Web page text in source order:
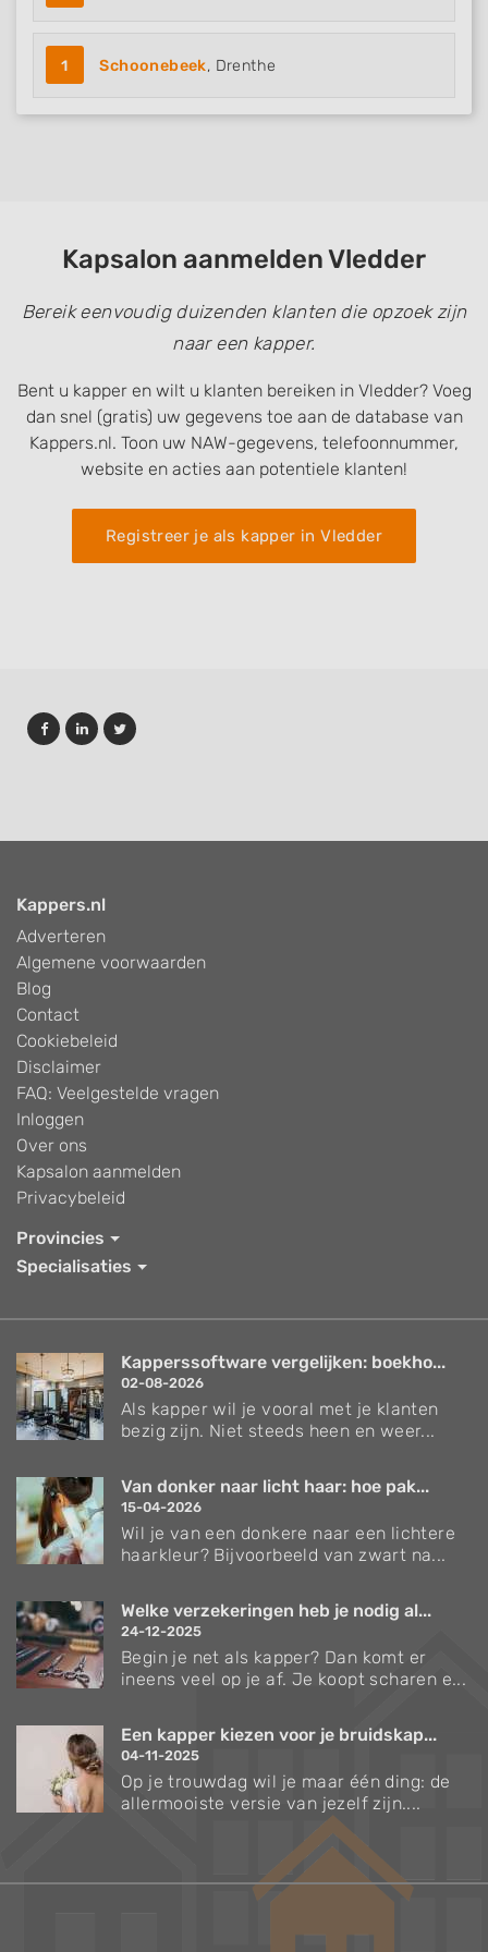
1 Schoonebeek, Drenthe
Kapsalon aanmelden Vledder
Bereik eenvoudig duizenden klanten die opzoek zijn
naar een kapper.
Bent u kapper en wilt u klanten bereiken in Vledder? Voeg
dan snel (gratis) uw gegevens toe aan de database van
Kappers.nl. Toon uw NAW-gegevens, telefoonnummer,
website en acties aan potentiele klanten!
Registreer je als kapper in Vledder
Kappers.nl
Adverteren
Algemene voorwaarden
Blog
Contact
Cookiebeleid
Disclaimer
FAQ: Veelgestelde vragen
Inloggen
Over ons
Kapsalon aanmelden
Privacybeleid
Provincies
Specialisaties
Kapperssoftware vergelijken: boekho...
02-08-2026
Als kapper wil je vooral met je klanten
bezig zijn. Niet steeds heen en weer...
Van donker naar licht haar: hoe pak...
15-04-2026
Wil je van een donkere naar een lichtere
haarkleur? Bijvoorbeeld van zwart na...
Welke verzekeringen heb je nodig al...
24-12-2025
Begin je net als kapper? Dan komt er
ineens veel op je af. Je koopt scharen e...
Een kapper kiezen voor je bruidskap...
04-11-2025
Op je trouwdag wil je maar één ding: de
allermooiste versie van jezelf zijn....
Measure content performance
Understand audiences through statistics
IAB Special Features:
Identify devices based on information
actively requested
Non-IAB processing purposes:
Necessary
Performance
Functional